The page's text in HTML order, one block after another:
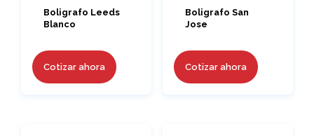
Boligrafo Leeds
Blanco
Cotizar ahora
Boligrafo San
Jose
Cotizar ahora